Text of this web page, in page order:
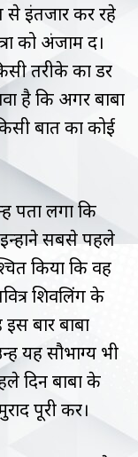
से इंतजार कर रहे
को अंजाम दें।
तरीके का डर
है कि अगर बाबा
बात का कोई
पता लगा कि
सबसे पहले
किया कि वह
शिवलिंग के
बार बाबा
यह सौभाग्य भी
दिन बाबा के
पूरी करें।